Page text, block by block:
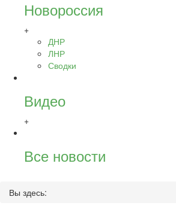
Новороссия
+
ДНР
ЛНР
Сводки
Видео
+
Все новости
Вы здесь: